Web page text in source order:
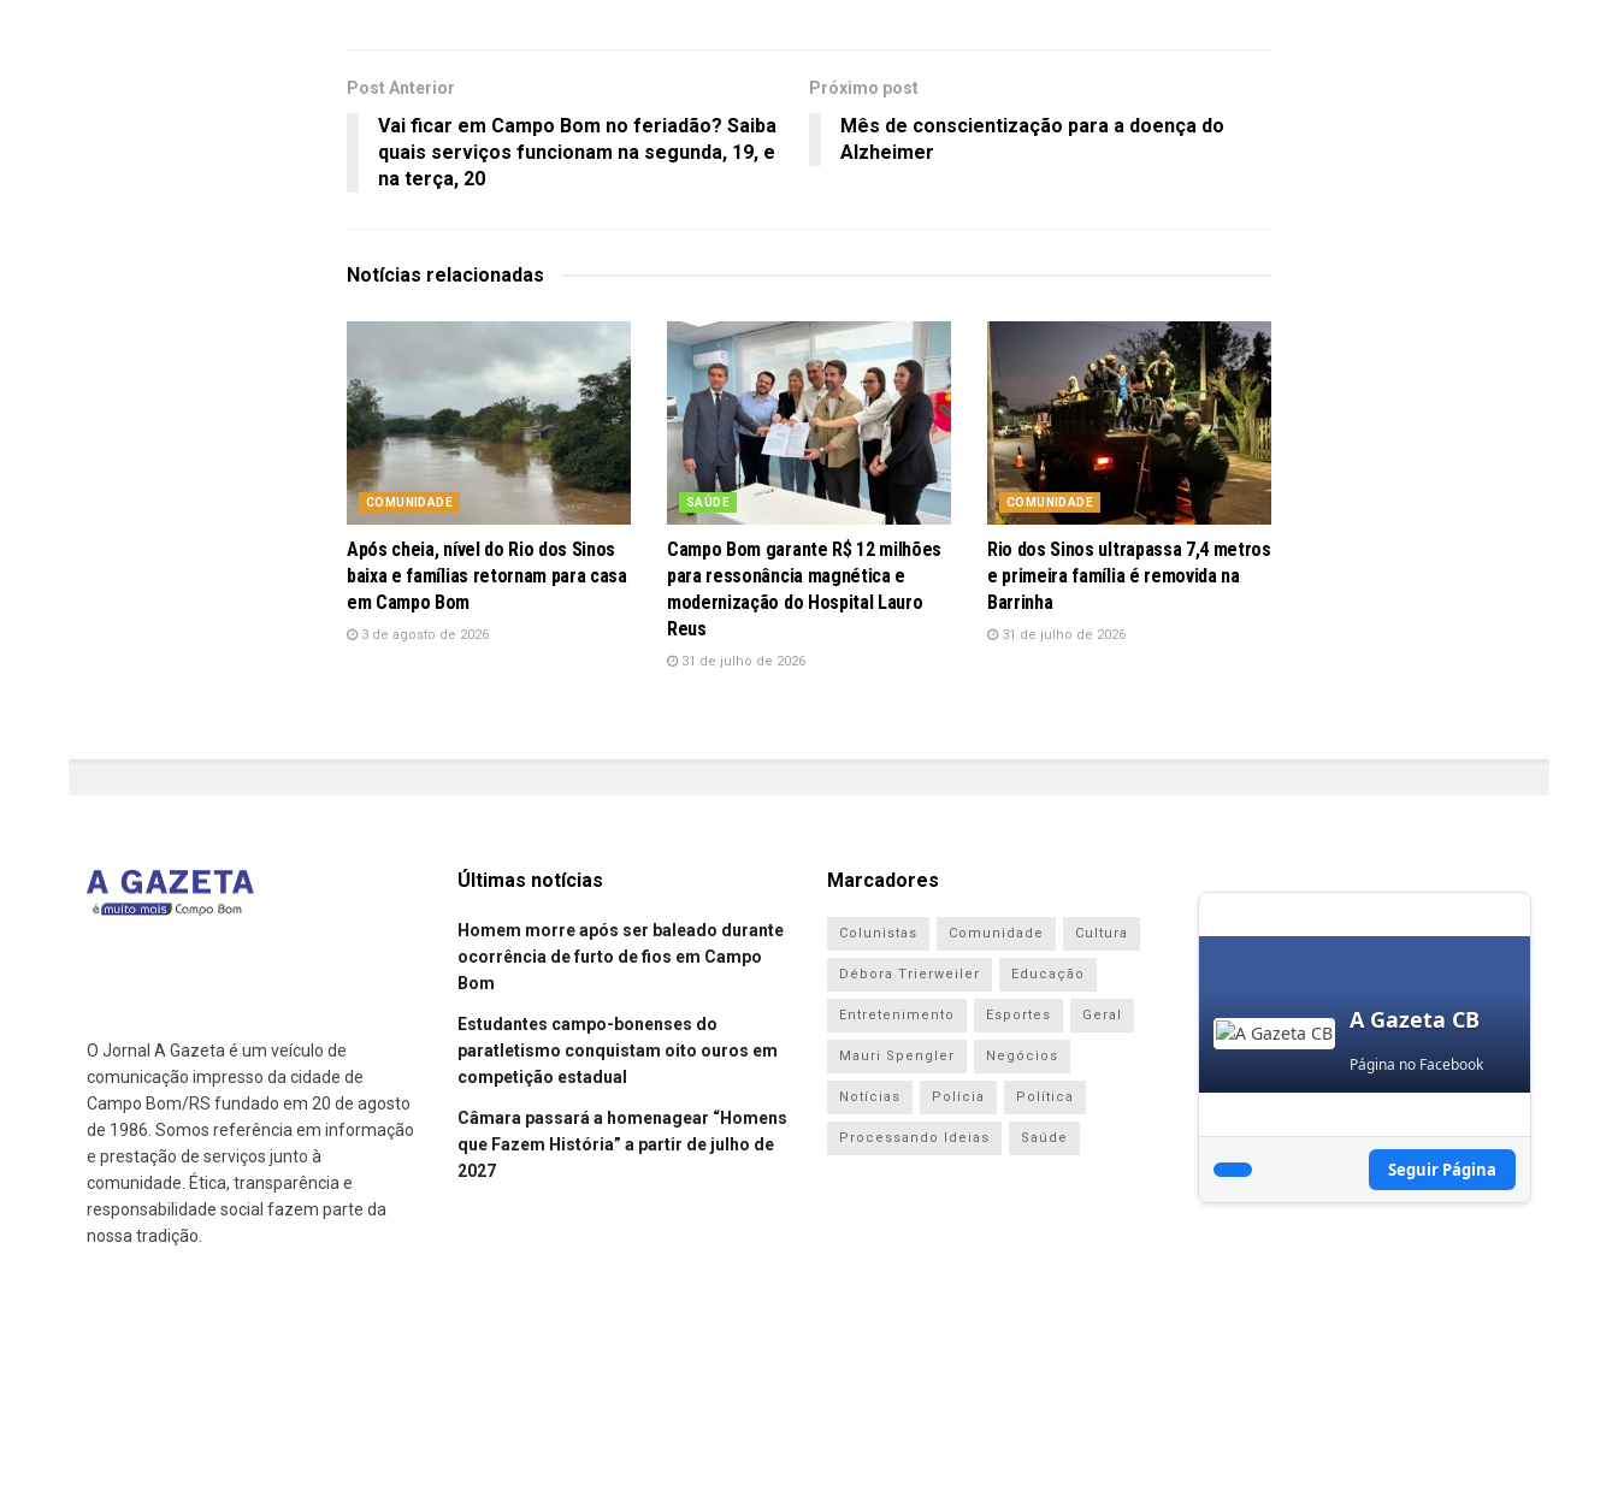
Post Anterior
Vai ficar em Campo Bom no feriadão? Saiba
quais serviços funcionam na segunda, 19, e
na terça, 20
Próximo post
Mês de conscientização para a doença do
Alzheimer
Notícias relacionadas
COMUNIDADE
Após cheia, nível do Rio dos Sinos
baixa e famílias retornam para casa
em Campo Bom
3 de agosto de 2026
SAÚDE
Campo Bom garante R$ 12 milhões
para ressonância magnética e
modernização do Hospital Lauro
Reus
31 de julho de 2026
COMUNIDADE
Rio dos Sinos ultrapassa 7,4 metros
e primeira família é removida na
Barrinha
31 de julho de 2026
O Jornal A Gazeta é um veículo de
comunicação impresso da cidade de
Campo Bom/RS fundado em 20 de agosto
de 1986. Somos referência em informação
e prestação de serviços junto à
comunidade. Ética, transparência e
responsabilidade social fazem parte da
nossa tradição.
Últimas notícias
Homem morre após ser baleado durante
ocorrência de furto de fios em Campo
Bom
Estudantes campo-bonenses do
paratletismo conquistam oito ouros em
competição estadual
Câmara passará a homenagear “Homens
que Fazem História” a partir de julho de
2027
Marcadores
Colunistas Comunidade Cultura
Débora Trierweiler Educação
Entretenimento Esportes Geral
Mauri Spengler Negócios
Notícias Polícia Política
Processando Ideias Saúde
A Gazeta CB
Página no Facebook
Seguir Página